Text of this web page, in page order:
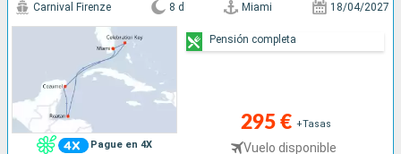
Pague en 4X
Carnival Firenze 8 d Miami 18/04/2027
295 € +Tasas
Vuelo disponible
Pensión completa